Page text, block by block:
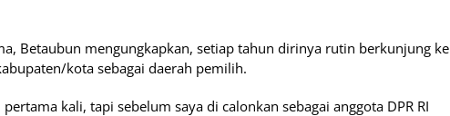
Betaubun mengungkapkan, setiap tahun dirinya rutin berkunjung ke
kota sebagai daerah pemilih.
kali, tapi sebelum saya di calonkan sebagai anggota DPR RI